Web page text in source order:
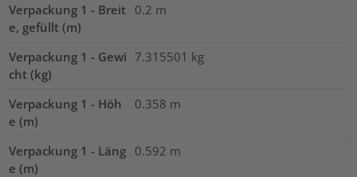
Verpackung 1 - Breit
e, gefüllt (m)
0.2 m
Verpackung 1 - Gewi
cht (kg)
7.315501 kg
Verpackung 1 - Höh
e (m)
0.358 m
Verpackung 1 - Läng
e (m)
0.592 m